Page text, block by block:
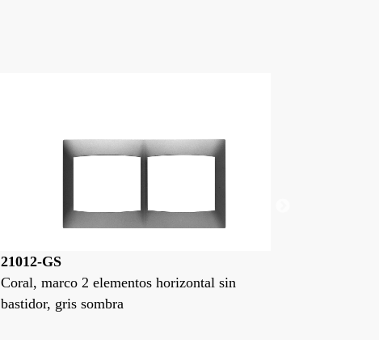
21012-PL
Coral, marco 2 elementos horizontal sin
bastidor, plata luna